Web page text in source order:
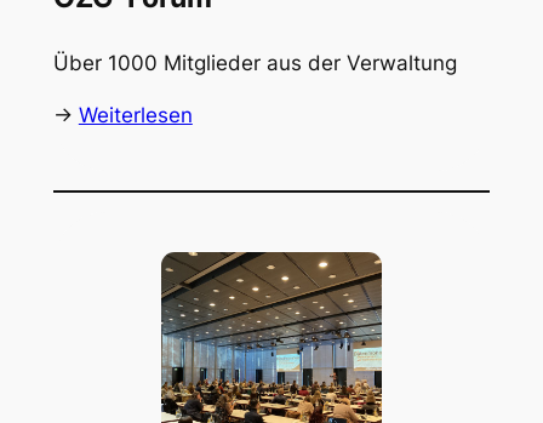
Über 1000 Mitglieder aus der Verwaltung
-> Weiterlesen